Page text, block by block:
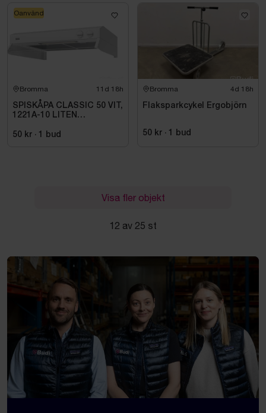
Bromma 11d 18h
SPISKÅPA CLASSIC 50 VIT,
1221A-10 LITEN
50 kr · bud
Oanvänd
Bromma 4d 18h
Flaksparkcykel Ergobjörn
50 kr · bud
Visa fler objekt
12 av 25 st